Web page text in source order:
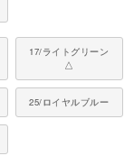
17/ライトグリーン
△
25/ロイヤルブルー